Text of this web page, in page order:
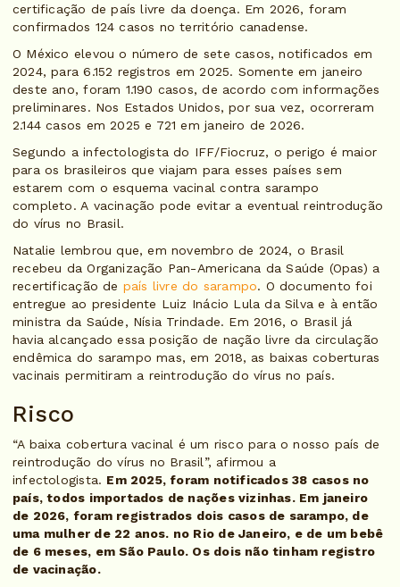
certificação de país livre da doença. Em 2026, foram
confirmados 124 casos no território canadense.
O México elevou o número de sete casos, notificados em
2024, para 6.152 registros em 2025. Somente em janeiro
deste ano, foram 1.190 casos, de acordo com informações
preliminares. Nos Estados Unidos, por sua vez, ocorreram
2.144 casos em 2025 e 721 em janeiro de 2026.
Segundo a infectologista do IFF/Fiocruz, o perigo é maior
para os brasileiros que viajam para esses países sem
estarem com o esquema vacinal contra sarampo
completo. A vacinação pode evitar a eventual reintrodução
do vírus no Brasil.
Natalie lembrou que, em novembro de 2024, o Brasil
recebeu da Organização Pan-Americana da Saúde (Opas) a
recertificação de país livre do sarampo. O documento foi
entregue ao presidente Luiz Inácio Lula da Silva e à então
ministra da Saúde, Nísia Trindade. Em 2016, o Brasil já
havia alcançado essa posição de nação livre da circulação
endêmica do sarampo mas, em 2018, as baixas coberturas
vacinais permitiram a reintrodução do vírus no país.
Risco
“A baixa cobertura vacinal é um risco para o nosso país de
reintrodução do vírus no Brasil”, afirmou a
infectologista. Em 2025, foram notificados 38 casos no
país, todos importados de nações vizinhas. Em janeiro
de 2026, foram registrados dois casos de sarampo, de
uma mulher de 22 anos. no Rio de Janeiro, e de um bebê
de 6 meses, em São Paulo. Os dois não tinham registro
de vacinação.